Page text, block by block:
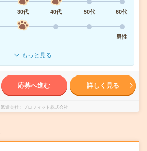
30代 40代 50代
60代
男性
もっと見る
応募へ進む 詳しく見る
派遣会社 プロフィット株式会社